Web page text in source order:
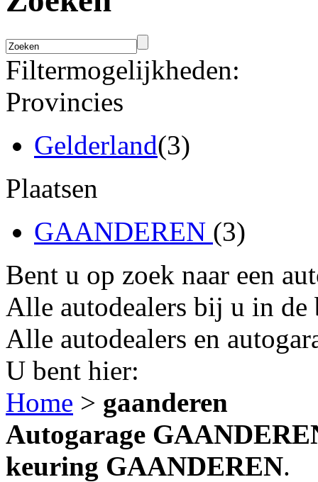
Filtermogelijkheden:
Provincies
Gelderland(3)
Plaatsen
GAANDEREN (3)
Bent u op zoek naar een
Alle autodealers bij u in
Alle autodealers en
U bent hier:
Home > gaanderen
Autogarage
keuring GAANDEREN.